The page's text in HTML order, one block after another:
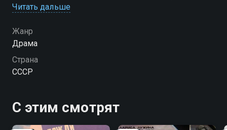
верховой езде. Постоянные разъезды мешают
семью. Алексей хочет, чтобы жена оставила
большой спорт и родила ребенка, но Нина еще не
готова расстаться со спортивной карьерой. А
Алексея в последнее время преследует полоса
Читать дальше
Жанр
Драма
Страна
СССР
С этим смотрят